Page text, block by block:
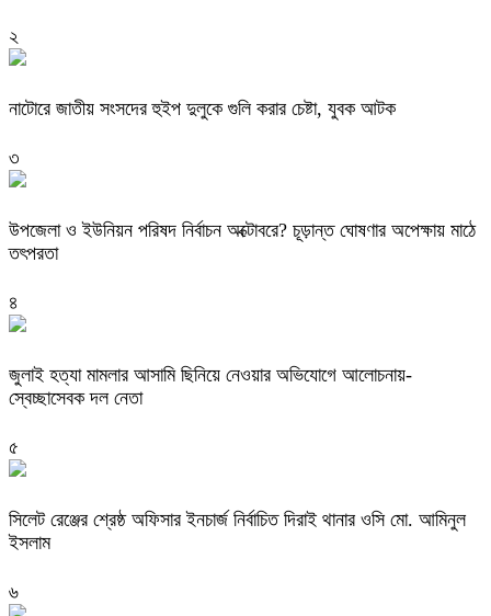
২
নাটোরে জাতীয় সংসদের হুইপ দুলুকে গুলি করার চেষ্টা, যুবক আটক
৩
উপজেলা ও ইউনিয়ন পরিষদ নির্বাচন অক্টোবরে? চূড়ান্ত ঘোষণার অপেক্ষায় মাঠে
তৎপরতা
৪
জুলাই হত্যা মামলার আসামি ছিনিয়ে নেওয়ার অভিযোগে আলোচনায়-
স্বেচ্ছাসেবক দল নেতা
৫
‎সিলেট রেঞ্জের শ্রেষ্ঠ অফিসার ইনচার্জ নির্বাচিত দিরাই থানার ওসি মো. আমিনুল
ইসলাম
৬